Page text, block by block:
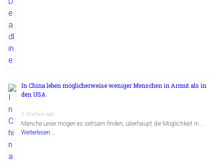
In China leben möglicherweise weniger Menschen in Armut als in
den USA
2 Wochen ago
Manche Leser mögen es seltsam finden, überhaupt die Möglichkeit in …
Weiterlesen...